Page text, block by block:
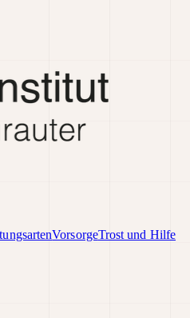
VorsorgeTrost und Hilfe